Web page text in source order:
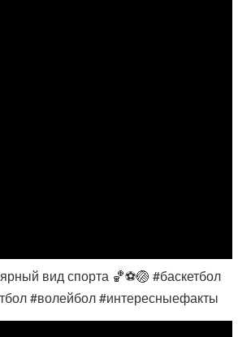
вид спорта 🏀⚽️🏐 #баскетбол
#волейбол #интересныефакты